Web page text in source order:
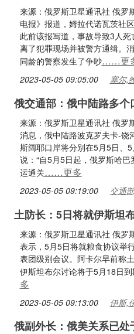
来源：俄罗斯卫星通讯社 俄罗
电报》报道，姆拉代诺瓦茨社
此前该报写道，事故导致3人
离了犯罪现场并被警方通缉。
同龄的警察发生了争吵……更
2023-05-05 09:05:00 塞尔,
俄交通部：俄中陆路多
来源：俄罗斯卫星通讯社 俄罗
消息，俄中陆路波克罗夫卡-饶
斯阔耶口岸将分别在5月5日、
说：“自5月5日起，俄罗斯哈
运通关……更多
2023-05-05 09:19:00 交通
土防长：5日将就伊斯坦
来源：俄罗斯卫星通讯社 俄罗
表示，5月5日将就粮食协议举
表团级别会议。阿卡尔早前称
伊斯坦布尔讨论将于5月18日
多
2023-05-05 09:13:00 伊斯,
俄副外长：俄美关系已处